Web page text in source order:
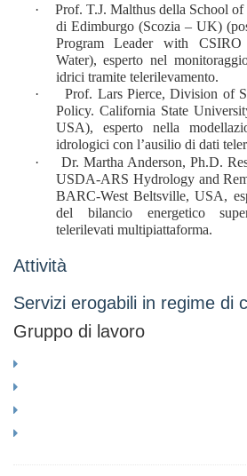
·
Prof. T.J. Malthus della School
di Edimburgo (Scozia – UK)
Program Leader with
Water), esperto nel
idrici tramite telerilevamento.
·
Prof. Lars Pierce, Division of
Policy. California State
USA), esperto nella
idrologici con l’ausilio di dati
·
Dr. Martha Anderson, Ph.D.
USDA-ARS Hydrology and
BARC-West Beltsville, USA,
del bilancio energetico
telerilevati multipiattaforma.
Attività
Servizi erogabili in regime di
Gruppo di lavoro